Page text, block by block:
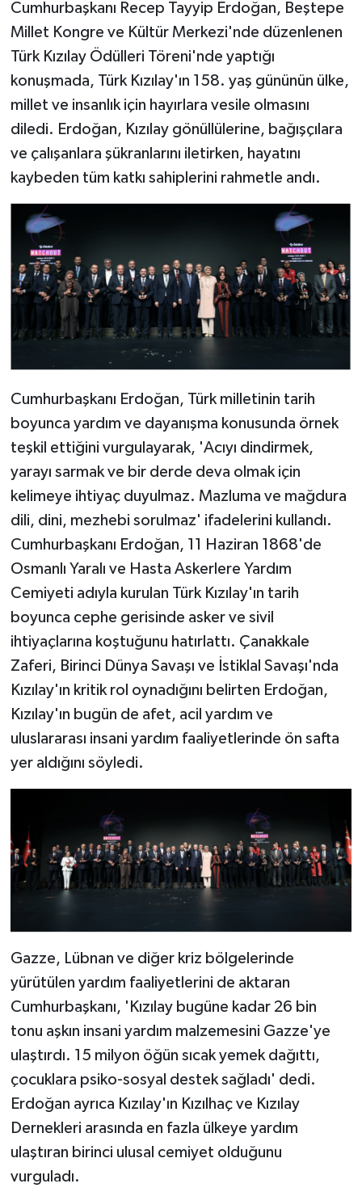
Cumhurbaşkanı Recep Tayyip Erdoğan, Beştepe
Millet Kongre ve Kültür Merkezi'nde düzenlenen
Türk Kızılay Ödülleri Töreni'nde yaptığı
konuşmada, Türk Kızılay'ın 158. yaş gününün ülke,
millet ve insanlık için hayırlara vesile olmasını
diledi. Erdoğan, Kızılay gönüllülerine, bağışçılara
ve çalışanlara şükranlarını iletirken, hayatını
kaybeden tüm katkı sahiplerini rahmetle andı.
Cumhurbaşkanı Erdoğan, Türk milletinin tarih
boyunca yardım ve dayanışma konusunda örnek
teşkil ettiğini vurgulayarak, 'Acıyı dindirmek,
yarayı sarmak ve bir derde deva olmak için
kelimeye ihtiyaç duyulmaz. Mazluma ve mağdura
dili, dini, mezhebi sorulmaz' ifadelerini kullandı.
Cumhurbaşkanı Erdoğan, 11 Haziran 1868'de
Osmanlı Yaralı ve Hasta Askerlere Yardım
Cemiyeti adıyla kurulan Türk Kızılay'ın tarih
boyunca cephe gerisinde asker ve sivil
ihtiyaçlarına koştuğunu hatırlattı. Çanakkale
Zaferi, Birinci Dünya Savaşı ve İstiklal Savaşı'nda
Kızılay'ın kritik rol oynadığını belirten Erdoğan,
Kızılay'ın bugün de afet, acil yardım ve
uluslararası insani yardım faaliyetlerinde ön safta
yer aldığını söyledi.
Gazze, Lübnan ve diğer kriz bölgelerinde
yürütülen yardım faaliyetlerini de aktaran
Cumhurbaşkanı, 'Kızılay bugüne kadar 26 bin
tonu aşkın insani yardım malzemesini Gazze'ye
ulaştırdı. 15 milyon öğün sıcak yemek dağıttı,
çocuklara psiko-sosyal destek sağladı' dedi.
Erdoğan ayrıca Kızılay'ın Kızılhaç ve Kızılay
Dernekleri arasında en fazla ülkeye yardım
ulaştıran birinci ulusal cemiyet olduğunu
vurguladı.